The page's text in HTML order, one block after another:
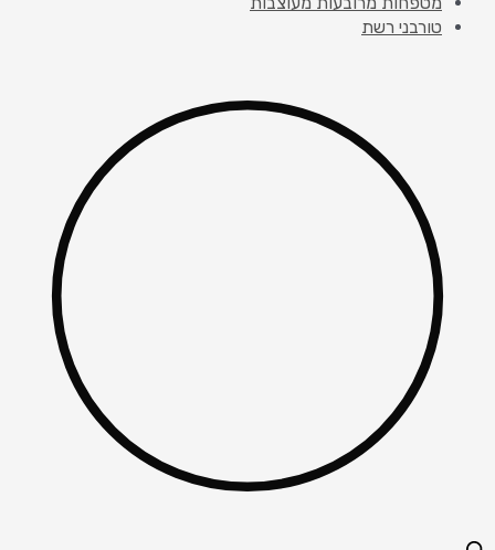
טורבני רשת